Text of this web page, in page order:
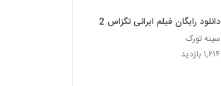
دانلود رایگان فیلم ایرانی تگزاس 2
سینه تورک
۱,۶۱۴ بازدید